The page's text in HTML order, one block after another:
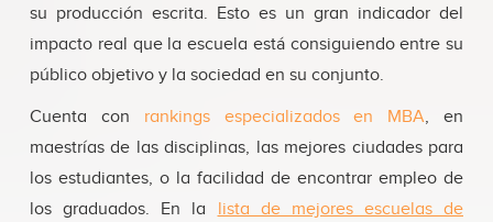
su producción escrita. Esto es un gran indicador del
impacto real que la escuela está consiguiendo entre su
público objetivo y la sociedad en su conjunto.
Cuenta con rankings especializados en MBA, en
maestrías de las disciplinas, las mejores ciudades para
los estudiantes, o la facilidad de encontrar empleo de
los graduados. En la
lista de mejores escuelas de